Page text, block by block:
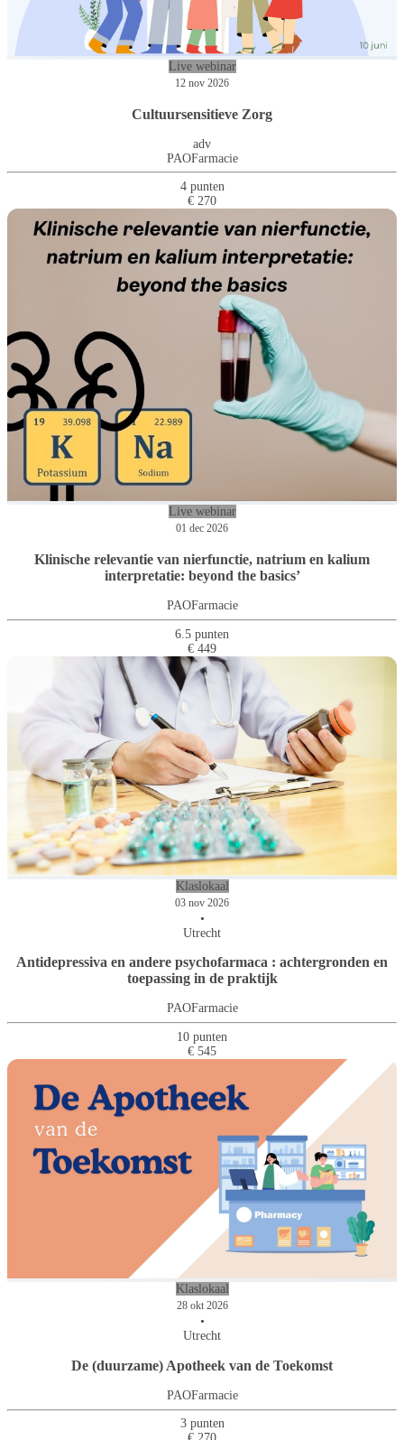
Live webinar
12 nov 2026
Cultuursensitieve Zorg
adv
PAOFarmacie
4 punten
€ 270
Live webinar
01 dec 2026
Klinische relevantie van nierfunctie, natrium en kalium
interpretatie: beyond the basics’
PAOFarmacie
6.5 punten
€ 449
Klaslokaal
03 nov 2026
•
Utrecht
Antidepressiva en andere psychofarmaca : achtergronden en
toepassing in de praktijk
PAOFarmacie
10 punten
€ 545
Klaslokaal
28 okt 2026
•
Utrecht
De (duurzame) Apotheek van de Toekomst
PAOFarmacie
3 punten